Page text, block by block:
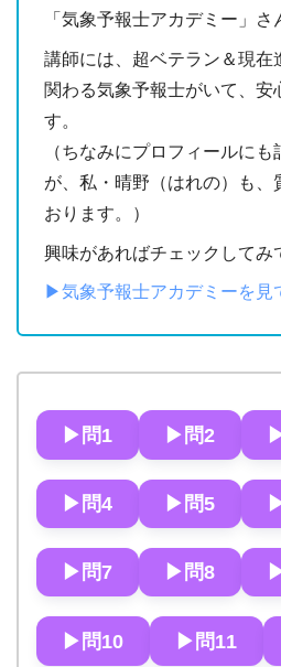
「気象予報士アカデミー」さ
講師には、超ベテラン＆現在
関わる気象予報士がいて、安
す。
（ちなみにプロフィールに
が、私・晴野（はれの）も、
おります。）
興味があればチェックしてみ
▶︎気象予報士アカデミーを見
▶︎問1 ▶︎問2
▶︎問4 ▶︎問5
▶︎問7 ▶︎問8
▶︎問10 ▶︎問11